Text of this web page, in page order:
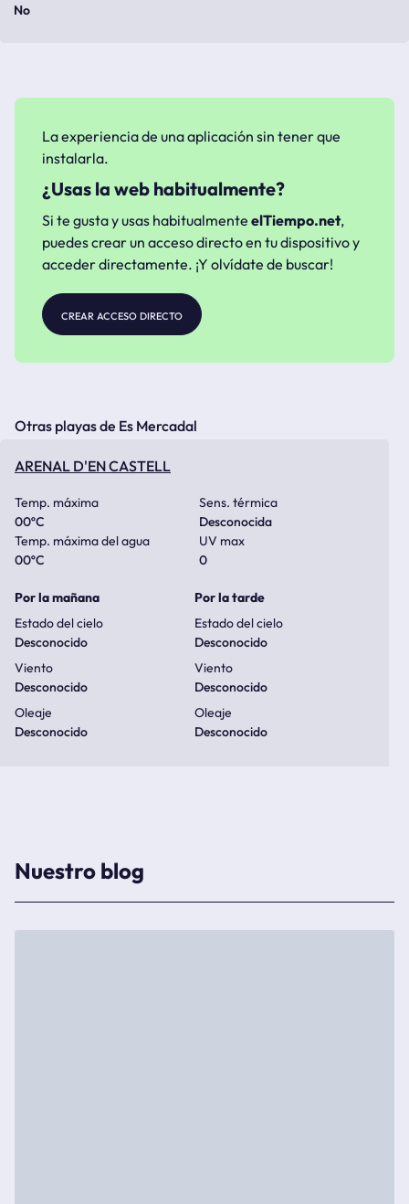
No
La experiencia de una aplicación sin tener que
instalarla.
¿Usas la web habitualmente?
Si te gusta y usas habitualmente elTiempo.net,
puedes crear un acceso directo en tu dispositivo y
acceder directamente. ¡Y olvídate de buscar!
crear acceso directo
Otras playas de Es Mercadal
ARENAL D'EN CASTELL
Temp. máxima
00ºC
Sens. térmica
Desconocida
Temp. máxima del agua
00ºC
UV max
0
Por la mañana
Estado del cielo
Desconocido
Viento
Desconocido
Oleaje
Desconocido
Por la tarde
Estado del cielo
Desconocido
Viento
Desconocido
Oleaje
Desconocido
Nuestro blog